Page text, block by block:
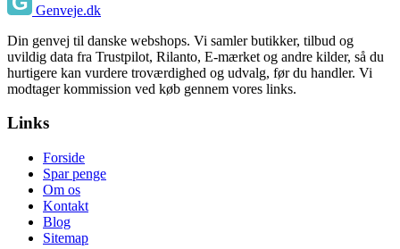
Genveje.dk
Din genvej til danske webshops. Vi samler butikker, tilbud og
uvildig data fra Trustpilot, Rilanto, E-mærket og andre kilder, så du
hurtigere kan vurdere troværdighed og udvalg, før du handler. Vi
modtager kommission ved køb gennem vores links.
Links
Forside
Spar penge
Om os
Kontakt
Blog
Sitemap